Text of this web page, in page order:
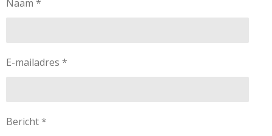
Naam *
E-mailadres *
Bericht *